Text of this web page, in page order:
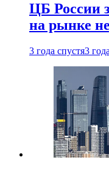
ЦБ России
на рынке
3 года спустя3